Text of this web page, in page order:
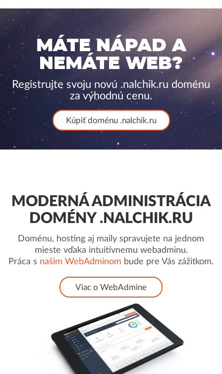
MÁTE NÁPAD A
NEMÁTE WEB?
Registrujte svoju novú .nalchik.ru doménu
za výhodnú cenu.
Kúpiť doménu .nalchik.ru
MODERNÁ ADMINISTRÁCIA
DOMÉNY .NALCHIK.RU
Doménu, hosting aj maily spravujete na jednom
mieste vďaka intuitívnemu webadminu.
Práca s našim WebAdminom bude pre Vás zážitkom.
Viac o WebAdmine